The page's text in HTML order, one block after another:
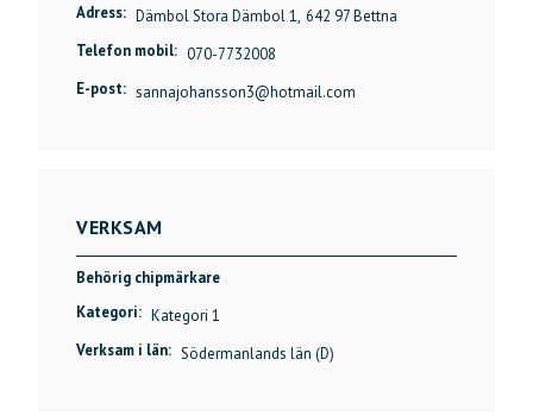
Adress: Dämbol Stora Dämbol 1, 642 97 Bettna
Telefon mobil: 070-7732008
E-post: sannajohansson3@hotmail.com
VERKSAM
Behörig chipmärkare
Kategori: Kategori 1
Verksam i län: Södermanlands län (D)